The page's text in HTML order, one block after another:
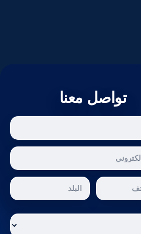
تواصل معنا